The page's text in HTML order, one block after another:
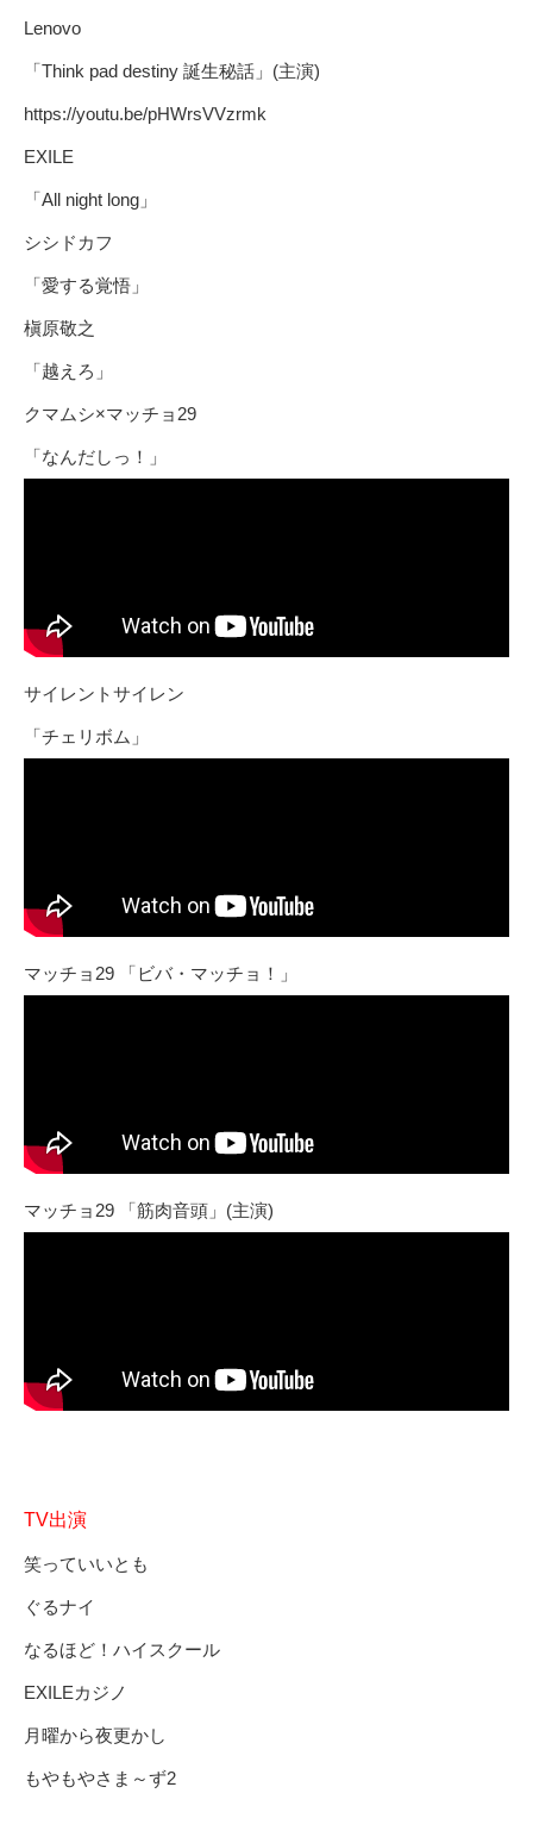
Lenovo
「Think pad destiny 誕生秘話」(主演)
https://youtu.be/pHWrsVVzrmk
EXILE
「All night long」
シシドカフ
「愛する覚悟」
槇原敬之
「越えろ」
クマムシ×マッチョ29
「なんだしっ！」
サイレントサイレン
「チェリボム」
マッチョ29 「ビバ・マッチョ！」
マッチョ29 「筋肉音頭」(主演)
TV出演
笑っていいとも
ぐるナイ
なるほど！ハイスクール
EXILEカジノ
月曜から夜更かし
もやもやさま～ず2